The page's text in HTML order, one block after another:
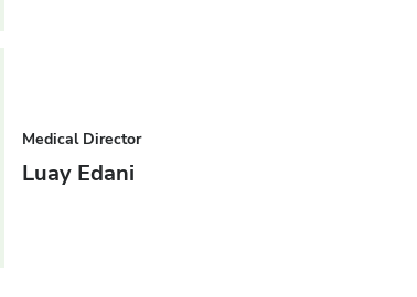
Medical Director
Luay Edani